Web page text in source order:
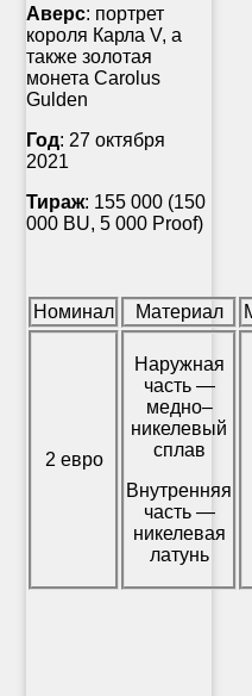
Аверс: портрет
короля Карла V, а
также золотая
монета Carolus
Gulden
Год: 27 октября
2021
Тираж: 155 000 (150
000 BU, 5 000 Proof)
Номинал Материал
2 евро
Наружная
часть —
медно–
никелевый
сплав
Внутренняя
часть —
никелевая
латунь